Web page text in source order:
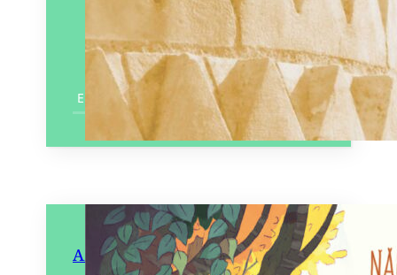
En savoir plus
Azel et les Florafaunes